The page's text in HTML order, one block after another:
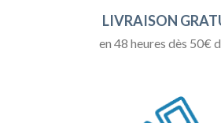
LIVRAISON
en 48 heures dès 50€